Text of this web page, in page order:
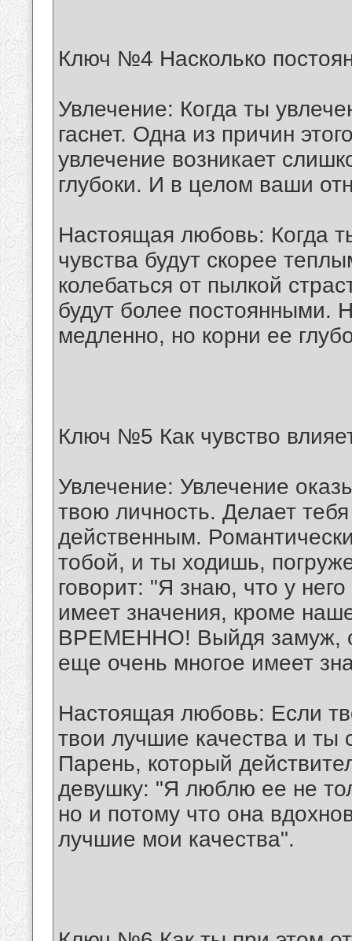
Ключ №4 Насколько
Увлечение: Когда ты
гаснет. Одна из причин
увлечение возникает
глубоки. И в целом ваши
Настоящая любовь: Когда
чувства будут скорее
колебаться от пылкой
будут более постоянными.
медленно, но корни ее
Ключ №5 Как чувство
Увлечение: Увлечение
твою личность. Делает
действенным.
тобой, и ты ходишь,
говорит: "Я знаю, что у
имеет значения, кроме
ВРЕМЕННО! Выйдя замуж,
еще очень многое имеет
Настоящая любовь: Если
твои лучшие качества и
Парень, который
девушку: "Я люблю ее не
но и потому что она
лучшие мои качества".